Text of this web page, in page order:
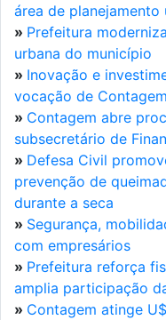
área de planejamento
» Prefeitura
urbana do município
» Inovação e
vocação de
» Contagem abre
subsecretário de
» Defesa Civil
prevenção de
durante a seca
» Segurança,
com empresários
» Prefeitura reforça
amplia participação
» Contagem atinge